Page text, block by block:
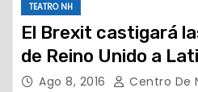
TEATRO NH
El Brexit castigará
de Reino Unido a
Ago 8, 2016 Centro De